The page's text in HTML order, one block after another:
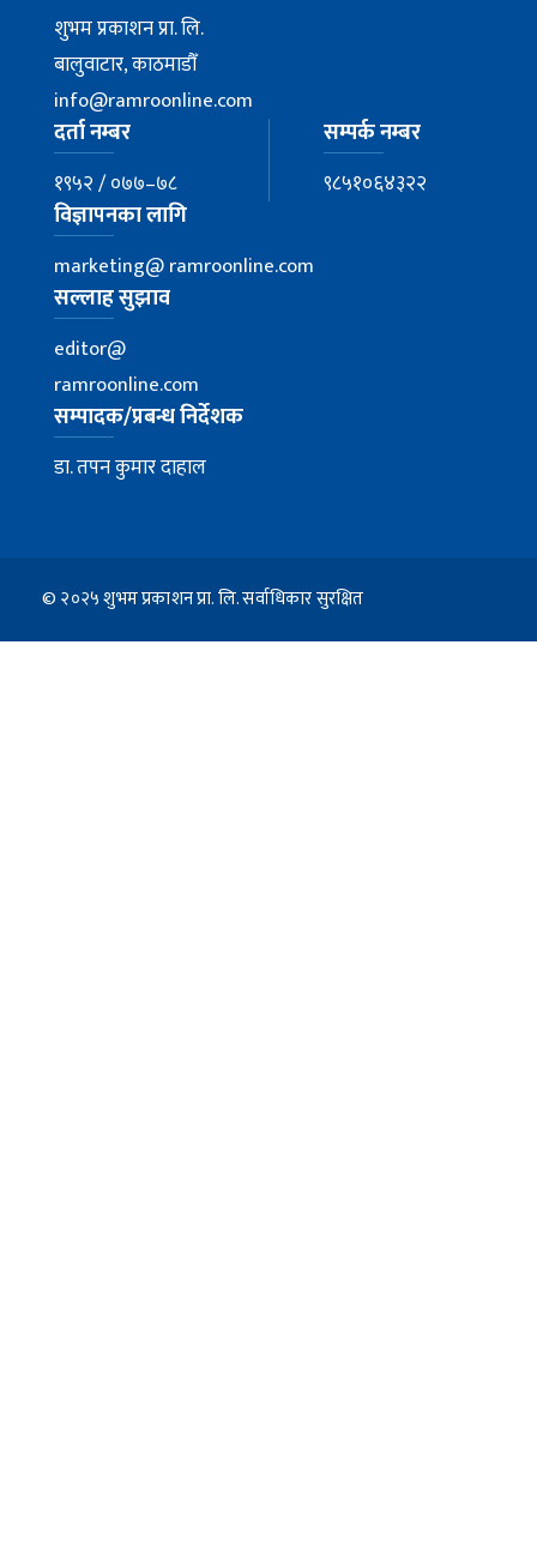
शुभम प्रकाशन प्रा. लि.
बालुवाटार, काठमाडौँ
info@ramroonline.com
दर्ता नम्बर
१९५२ / ०७७–७८
सम्पर्क नम्बर
९८५१०६४३२२
विज्ञापनका लागि
marketing@ ramroonline.com
सल्लाह सुझाव
editor@
ramroonline.com
सम्पादक/प्रबन्ध निर्देशक
डा. तपन कुमार दाहाल
© २०२५ शुभम प्रकाशन प्रा. लि. सर्वाधिकार सुरक्षित